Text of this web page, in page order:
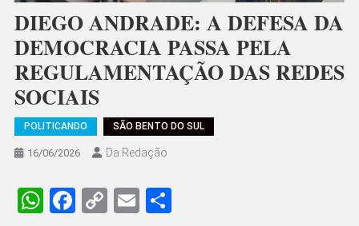
DIEGO ANDRADE: A DEFESA DA
DEMOCRACIA PASSA PELA
REGULAMENTAÇÃO DAS REDES
SOCIAIS
POLITICANDO SÃO BENTO DO SUL
16/06/2026 Da Redação
WhatsApp
Facebook
CopyEmailShare